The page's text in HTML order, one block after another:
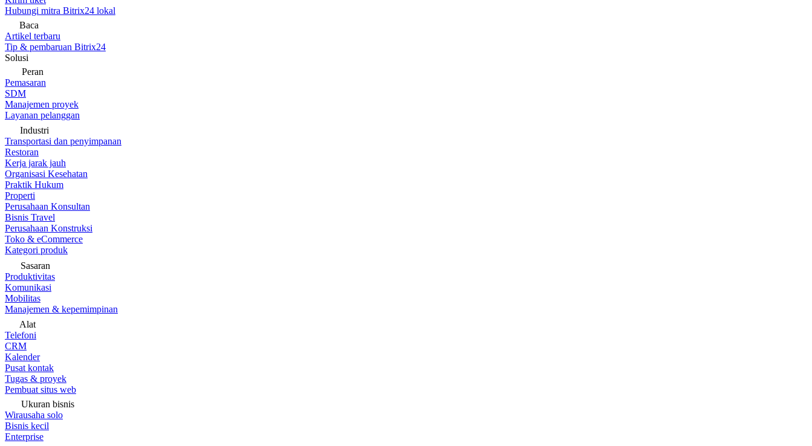
Hubungi mitra Bitrix24 lokal
Baca
Artikel terbaru
Tip & pembaruan Bitrix24
Solusi
Peran
Pemasaran
SDM
Manajemen proyek
Layanan pelanggan
Industri
Transportasi dan penyimpanan
Restoran
Kerja jarak jauh
Organisasi Kesehatan
Praktik Hukum
Properti
Perusahaan Konsultan
Bisnis Travel
Perusahaan Konstruksi
Toko & eCommerce
Kategori produk
Sasaran
Produktivitas
Komunikasi
Mobilitas
Manajemen & kepemimpinan
Alat
Telefoni
CRM
Kalender
Pusat kontak
Tugas & proyek
Pembuat situs web
Ukuran bisnis
Wirausaha solo
Bisnis kecil
Enterprise